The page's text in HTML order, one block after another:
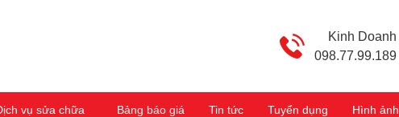
Kinh Doanh
098.77.99.189
vụ sửa chữa Bảng báo giá Tin tức Tuyển dụng Hình ảnh